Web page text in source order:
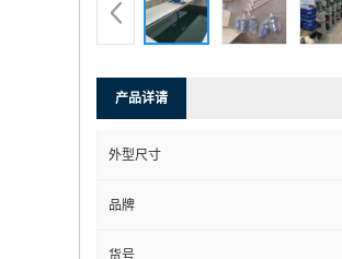
产品详请
外型尺寸
品牌
货号